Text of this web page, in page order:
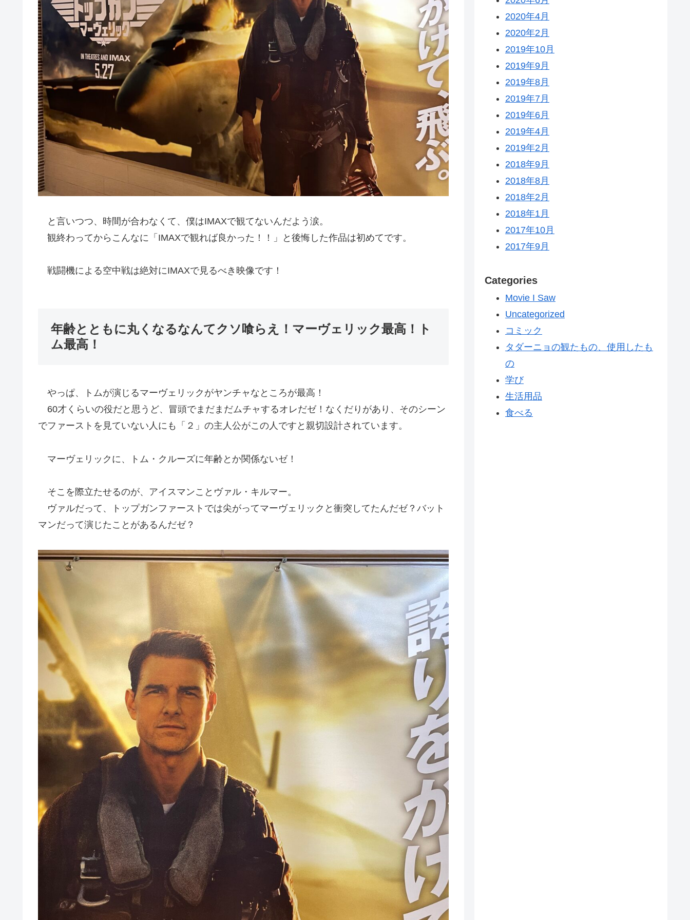
と言いつつ、時間が合わなくて、僕はIMAXで観てないんだよう涙。
観終わってからこんなに「IMAXで観れば良かった！！」と後悔した作品は初めてです。
戦闘機による空中戦は絶対にIMAXで見るべき映像です！
年齢とともに丸くなるなんてクソ喰らえ！マーヴェリック最高！ト
ム最高！
やっぱ、トムが演じるマーヴェリックがヤンチャなところが最高！
60才くらいの役だと思うど、冒頭でまだまだムチャするオレだゼ！なくだりがあり、そのシーン
でファーストを見ていない人にも「２」の主人公がこの人ですと親切設計されています。
マーヴェリックに、トム・クルーズに年齢とか関係ないゼ！
そこを際立たせるのが、アイスマンことヴァル・キルマー。
ヴァルだって、トップガンファーストでは尖がってマーヴェリックと衝突してたんだゼ？バット
マンだって演じたことがあるんだゼ？
2020年4月
2020年2月
2019年10月
2019年9月
2019年8月
2019年7月
2019年6月
2019年4月
2019年2月
2018年9月
2018年8月
2018年2月
2018年1月
2017年10月
2017年9月
Categories
Movie I Saw
Uncategorized
コミック
タダーニョの観たもの、使用したも
の
学び
生活用品
食べる